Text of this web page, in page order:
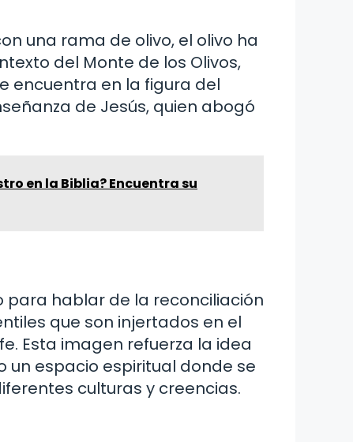
una rama de olivo, el olivo ha
del Monte de los Olivos,
encuentra en la figura del
de Jesús, quien abogó
en la Biblia? Encuentra su
para hablar de la reconciliación
que son injertados en el
Esta imagen refuerza la idea
un espacio espiritual donde se
culturas y creencias.